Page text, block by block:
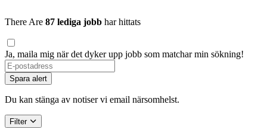
There Are 87 lediga jobb har hittats
Ja, maila mig när det dyker upp jobb som matchar min sökning!
Spara alert
Du kan stänga av notiser vi email närsomhelst.
Filter